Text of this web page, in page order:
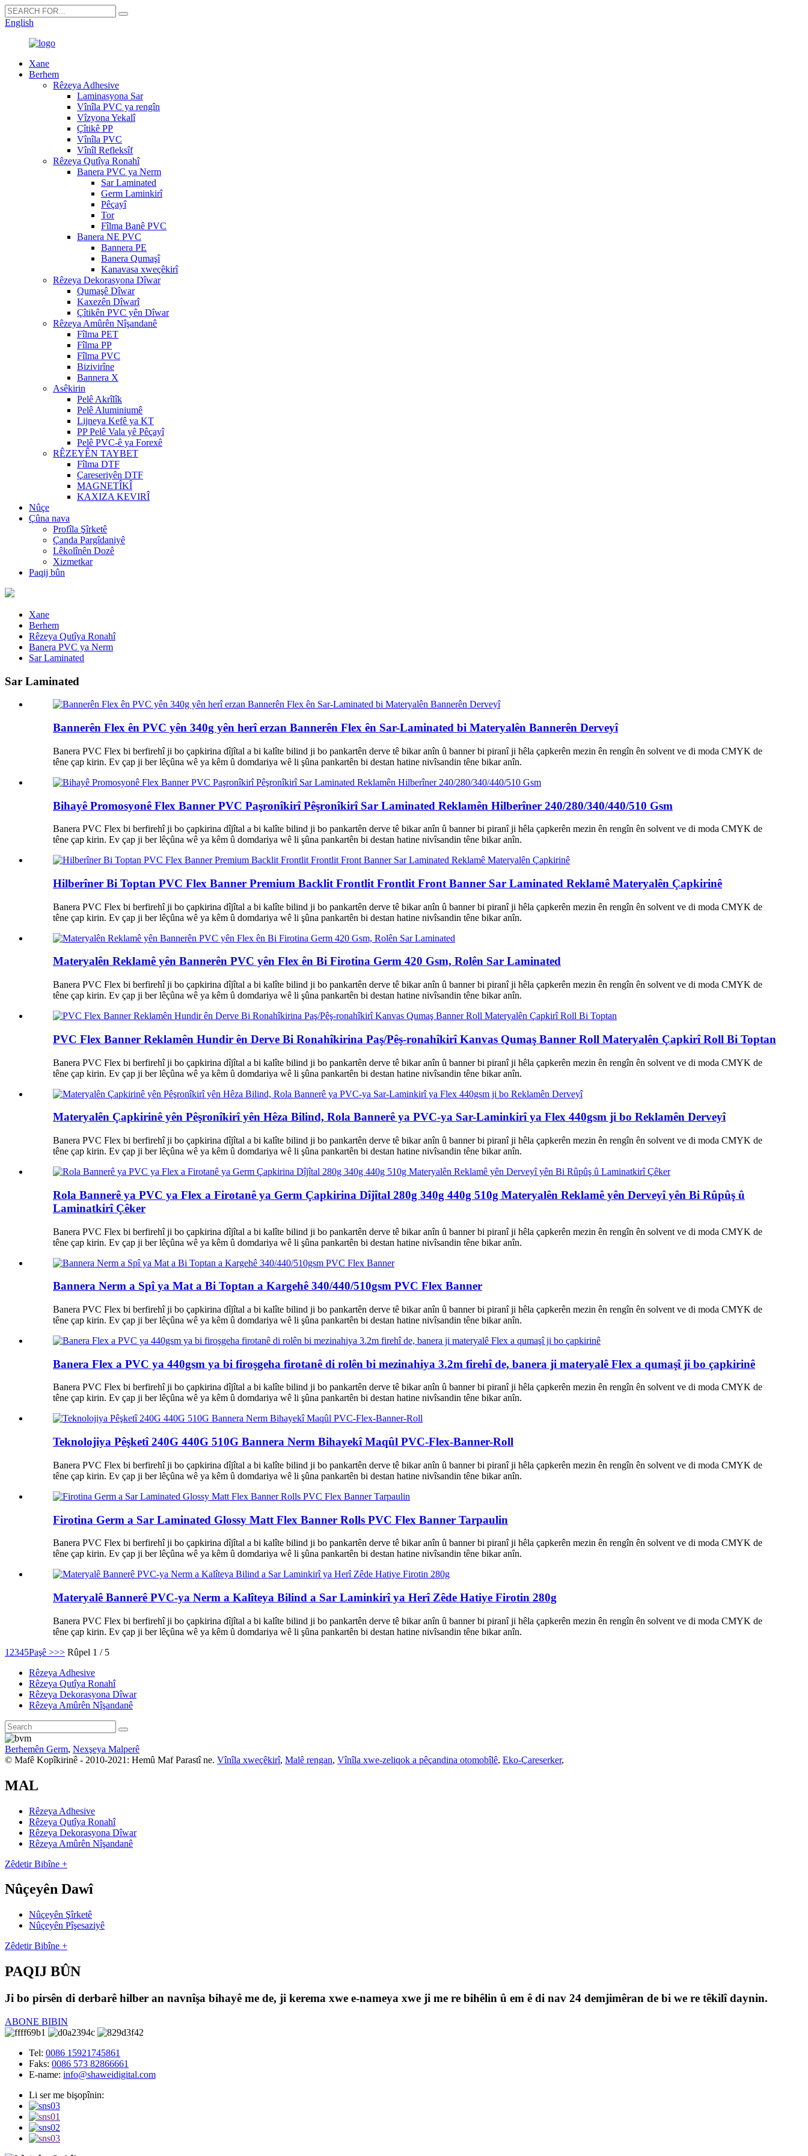
English
Xane
Berhem
Rêzeya Adhesive
Laminasyona Sar
Vînîla PVC ya rengîn
Vîzyona Yekalî
Çîtikê PP
Vînîla PVC
Vînîl Refleksîf
Rêzeya Qutîya Ronahî
Banera PVC ya Nerm
Sar Laminated
Germ Laminkirî
Pêçayî
Tor
Fîlma Banê PVC
Banera NE PVC
Bannera PE
Banera Qumaşî
Kanavasa xweçêkirî
Rêzeya Dekorasyona Dîwar
Qumaşê Dîwar
Kaxezên Dîwarî
Çîtikên PVC yên Dîwar
Rêzeya Amûrên Nîşandanê
Fîlma PET
Fîlma PP
Fîlma PVC
Bizivirîne
Bannera X
Asêkirin
Pelê Akrîlîk
Pelê Aluminiumê
Lijneya Kefê ya KT
PP Pelê Vala yê Pêçayî
Pelê PVC-ê ya Forexê
RÊZEYÊN TAYBET
Fîlma DTF
Çareseriyên DTF
MAGNETÎKÎ
KAXIZA KEVIRÎ
Nûçe
Çûna nava
Profîla Şîrketê
Çanda Pargîdaniyê
Lêkolînên Dozê
Xizmetkar
Paqij bûn
Xane
Berhem
Rêzeya Qutîya Ronahî
Banera PVC ya Nerm
Sar Laminated
Sar Laminated
Bannerên Flex ên PVC yên 340g yên herî erzan Bannerên Flex ên Sar-Laminated bi Materyalên Bannerên Derveyî
Banera PVC Flex bi berfirehî ji bo çapkirina dîjîtal a bi kalîte bilind ji bo pankartên derve tê bikar anîn û banner bi piranî ji hêla çapkerên mezin ên rengîn ên solvent ve di moda CMYK de
têne çap kirin. Ev çap ji ber lêçûna wê ya kêm û domdariya wê li şûna pankartên bi destan hatine nivîsandin têne bikar anîn.
Bihayê Promosyonê Flex Banner PVC Paşronîkirî Pêşronîkirî Sar Laminated Reklamên Hilberîner 240/280/340/440/510 Gsm
Banera PVC Flex bi berfirehî ji bo çapkirina dîjîtal a bi kalîte bilind ji bo pankartên derve tê bikar anîn û banner bi piranî ji hêla çapkerên mezin ên rengîn ên solvent ve di moda CMYK de
têne çap kirin. Ev çap ji ber lêçûna wê ya kêm û domdariya wê li şûna pankartên bi destan hatine nivîsandin têne bikar anîn.
Hilberîner Bi Toptan PVC Flex Banner Premium Backlit Frontlit Frontlit Front Banner Sar Laminated Reklamê Materyalên Çapkirinê
Banera PVC Flex bi berfirehî ji bo çapkirina dîjîtal a bi kalîte bilind ji bo pankartên derve tê bikar anîn û banner bi piranî ji hêla çapkerên mezin ên rengîn ên solvent ve di moda CMYK de
têne çap kirin. Ev çap ji ber lêçûna wê ya kêm û domdariya wê li şûna pankartên bi destan hatine nivîsandin têne bikar anîn.
Materyalên Reklamê yên Bannerên PVC yên Flex ên Bi Firotina Germ 420 Gsm, Rolên Sar Laminated
Banera PVC Flex bi berfirehî ji bo çapkirina dîjîtal a bi kalîte bilind ji bo pankartên derve tê bikar anîn û banner bi piranî ji hêla çapkerên mezin ên rengîn ên solvent ve di moda CMYK de
têne çap kirin. Ev çap ji ber lêçûna wê ya kêm û domdariya wê li şûna pankartên bi destan hatine nivîsandin têne bikar anîn.
PVC Flex Banner Reklamên Hundir ên Derve Bi Ronahîkirina Paş/Pêş-ronahîkirî Kanvas Qumaş Banner Roll Materyalên Çapkirî Roll Bi Toptan
Banera PVC Flex bi berfirehî ji bo çapkirina dîjîtal a bi kalîte bilind ji bo pankartên derve tê bikar anîn û banner bi piranî ji hêla çapkerên mezin ên rengîn ên solvent ve di moda CMYK de
têne çap kirin. Ev çap ji ber lêçûna wê ya kêm û domdariya wê li şûna pankartên bi destan hatine nivîsandin têne bikar anîn.
Materyalên Çapkirinê yên Pêşronîkirî yên Hêza Bilind, Rola Bannerê ya PVC-ya Sar-Laminkirî ya Flex 440gsm ji bo Reklamên Derveyî
Banera PVC Flex bi berfirehî ji bo çapkirina dîjîtal a bi kalîte bilind ji bo pankartên derve tê bikar anîn û banner bi piranî ji hêla çapkerên mezin ên rengîn ên solvent ve di moda CMYK de
têne çap kirin. Ev çap ji ber lêçûna wê ya kêm û domdariya wê li şûna pankartên bi destan hatine nivîsandin têne bikar anîn.
Rola Bannerê ya PVC ya Flex a Firotanê ya Germ Çapkirina Dîjîtal 280g 340g 440g 510g Materyalên Reklamê yên Derveyî yên Bi Rûpûş û
Laminatkirî Çêker
Banera PVC Flex bi berfirehî ji bo çapkirina dîjîtal a bi kalîte bilind ji bo pankartên derve tê bikar anîn û banner bi piranî ji hêla çapkerên mezin ên rengîn ên solvent ve di moda CMYK de
têne çap kirin. Ev çap ji ber lêçûna wê ya kêm û domdariya wê li şûna pankartên bi destan hatine nivîsandin têne bikar anîn.
Bannera Nerm a Spî ya Mat a Bi Toptan a Kargehê 340/440/510gsm PVC Flex Banner
Banera PVC Flex bi berfirehî ji bo çapkirina dîjîtal a bi kalîte bilind ji bo pankartên derve tê bikar anîn û banner bi piranî ji hêla çapkerên mezin ên rengîn ên solvent ve di moda CMYK de
têne çap kirin. Ev çap ji ber lêçûna wê ya kêm û domdariya wê li şûna pankartên bi destan hatine nivîsandin têne bikar anîn.
Banera Flex a PVC ya 440gsm ya bi firoşgeha firotanê di rolên bi mezinahiya 3.2m firehî de, banera ji materyalê Flex a qumaşî ji bo çapkirinê
Banera PVC Flex bi berfirehî ji bo çapkirina dîjîtal a bi kalîte bilind ji bo pankartên derve tê bikar anîn û banner bi piranî ji hêla çapkerên mezin ên rengîn ên solvent ve di moda CMYK de
têne çap kirin. Ev çap ji ber lêçûna wê ya kêm û domdariya wê li şûna pankartên bi destan hatine nivîsandin têne bikar anîn.
Teknolojiya Pêşketî 240G 440G 510G Bannera Nerm Bihayekî Maqûl PVC-Flex-Banner-Roll
Banera PVC Flex bi berfirehî ji bo çapkirina dîjîtal a bi kalîte bilind ji bo pankartên derve tê bikar anîn û banner bi piranî ji hêla çapkerên mezin ên rengîn ên solvent ve di moda CMYK de
têne çap kirin. Ev çap ji ber lêçûna wê ya kêm û domdariya wê li şûna pankartên bi destan hatine nivîsandin têne bikar anîn.
Firotina Germ a Sar Laminated Glossy Matt Flex Banner Rolls PVC Flex Banner Tarpaulin
Banera PVC Flex bi berfirehî ji bo çapkirina dîjîtal a bi kalîte bilind ji bo pankartên derve tê bikar anîn û banner bi piranî ji hêla çapkerên mezin ên rengîn ên solvent ve di moda CMYK de
têne çap kirin. Ev çap ji ber lêçûna wê ya kêm û domdariya wê li şûna pankartên bi destan hatine nivîsandin têne bikar anîn.
Materyalê Bannerê PVC-ya Nerm a Kalîteya Bilind a Sar Laminkirî ya Herî Zêde Hatiye Firotin 280g
Banera PVC Flex bi berfirehî ji bo çapkirina dîjîtal a bi kalîte bilind ji bo pankartên derve tê bikar anîn û banner bi piranî ji hêla çapkerên mezin ên rengîn ên solvent ve di moda CMYK de
têne çap kirin. Ev çap ji ber lêçûna wê ya kêm û domdariya wê li şûna pankartên bi destan hatine nivîsandin têne bikar anîn.
1 2345Paşê >>> Rûpel 1 / 5
Rêzeya Adhesive
Rêzeya Qutîya Ronahî
Rêzeya Dekorasyona Dîwar
Rêzeya Amûrên Nîşandanê
Berhemên Germ, Nexşeya Malperê
© Mafê Kopîkirinê - 2010-2021: Hemû Maf Parastî ne. Vînîla xweçêkirî, Malê rengan, Vînîla xwe-zeliqok a pêçandina otomobîlê, Eko-Çareserker,
MAL
Rêzeya Adhesive
Rêzeya Qutîya Ronahî
Rêzeya Dekorasyona Dîwar
Rêzeya Amûrên Nîşandanê
Zêdetir Bibîne +
Nûçeyên Dawî
Nûçeyên Şîrketê
Nûçeyên Pîşesaziyê
Zêdetir Bibîne +
PAQIJ BÛN
Ji bo pirsên di derbarê hilber an navnîşa bihayê me de, ji kerema xwe e-nameya xwe ji me re bihêlin û em ê di nav 24 demjimêran de bi we re têkilî daynin.
ABONE BIBIN
Tel: 0086 15921745861
Faks: 0086 573 82866661
E-name: info@shaweidigital.com
Li ser me bişopînin: